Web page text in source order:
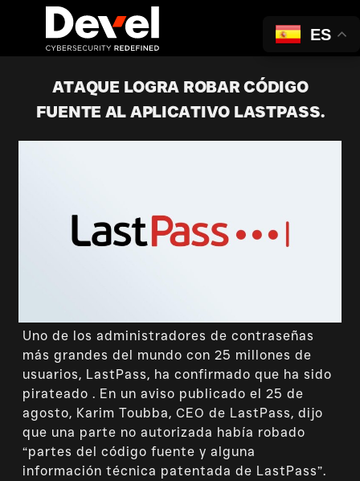
ATAQUE LOGRA ROBAR CÓDIGO
FUENTE AL APLICATIVO LASTPASS.
Uno de los administradores de contraseñas
más grandes del mundo con 25 millones de
usuarios, LastPass, ha confirmado que ha sido
pirateado . En un aviso publicado el 25 de
agosto, Karim Toubba, CEO de LastPass, dijo
que una parte no autorizada había robado
“partes del código fuente y alguna
información técnica patentada de LastPass”.
ES